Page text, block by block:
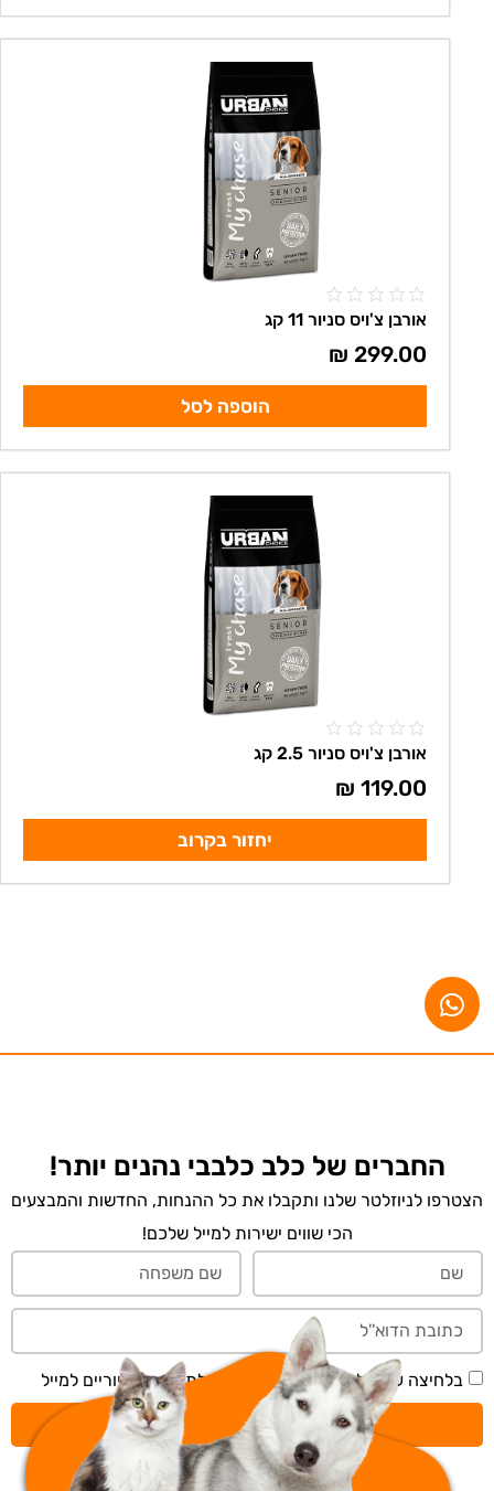
אורבן צ'ויס סניור 11 קג
299.00
₪
הוספה לסל
אורבן צ'ויס סניור 2.5 קג
119.00
₪
יחזור בקרוב
החברים של כלב כלבבי נהנים יותר!
הצטרפו לניוזלטר שלנו ותקבלו את כל ההנחות, החדשות והמבצעים
הכי שווים ישירות למייל שלכם!
בלחיצה על 'שליחה' אני מאשר/ת קבלת תכנים דיוריים למייל
שליחה